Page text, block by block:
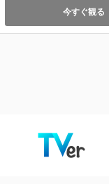
今すぐ観る